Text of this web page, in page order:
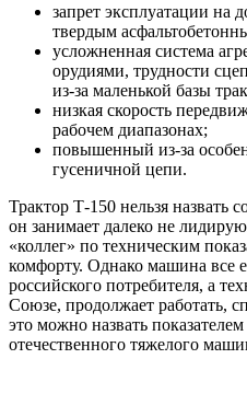
запрет эксплуатации на
твердым
усложненная система
орудиями, трудности
из-за маленькой базы
низкая скорость
рабочем диапазонах;
повышенный из-за
гусеничной цепи.
Трактор Т-150 нельзя
он занимает далеко не
«коллег» по техническим
комфорту. Однако машина все
российского потребителя, а
Союзе, продолжает работать,
это можно назвать
отечественного тяжелого